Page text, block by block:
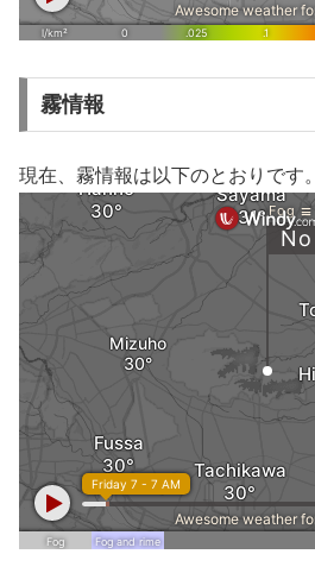
霧情報
現在、霧情報は以下のとおりです。